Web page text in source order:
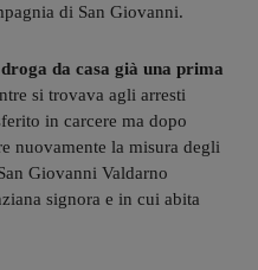
di San Giovanni.
da casa già una prima
si trovava agli arresti
in carcere ma dopo
nuovamente la misura degli
Giovanni Valdarno
signora e in cui abita